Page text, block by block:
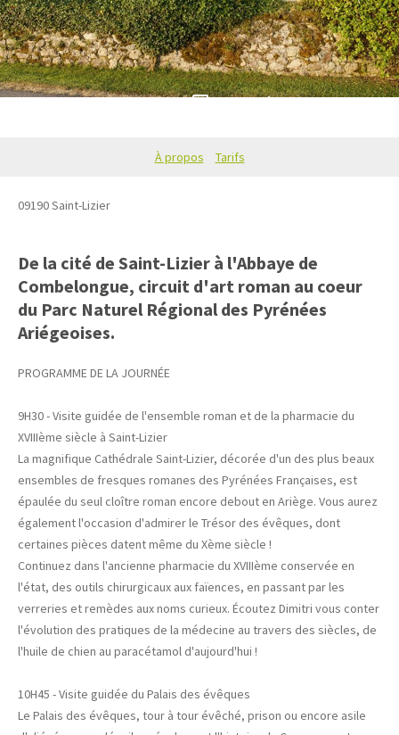
À propos Tarifs
09190Saint-Lizier
De la cité de Saint-Lizier à l'Abbaye de
Combelongue, circuit d'art roman au coeur
du Parc Naturel Régional des Pyrénées
Ariégeoises.
PROGRAMME DE LA JOURNÉE
9H30 - Visite guidée de l'ensemble roman et de la pharmacie du
XVIIIème siècle à Saint-Lizier
La magnifique Cathédrale Saint-Lizier, décorée d'un des plus beaux
ensembles de fresques romanes des Pyrénées Françaises, est
épaulée du seul cloître roman encore debout en Ariège. Vous aurez
également l'occasion d'admirer le Trésor des évêques, dont
certaines pièces datent même du Xème siècle !
Continuez dans l'ancienne pharmacie du XVIIIème conservée en
l'état, des outils chirurgicaux aux faïences, en passant par les
verreries et remèdes aux noms curieux. Écoutez Dimitri vous conter
l'évolution des pratiques de la médecine au travers des siècles, de
l'huile de chien au paracétamol d'aujourd'hui !
10H45 - Visite guidée du Palais des évêques
Le Palais des évêques, tour à tour évêché, prison ou encore asile